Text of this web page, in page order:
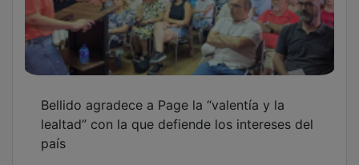
lealtad” con la que defiende los intereses del
país